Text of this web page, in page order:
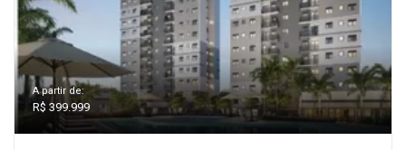
A partir de:
R$ 399.999